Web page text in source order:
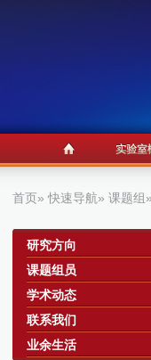
首页»快速导航» 课题组»
a
研究方向
课题组员
学术动态
联系我们
业余生活